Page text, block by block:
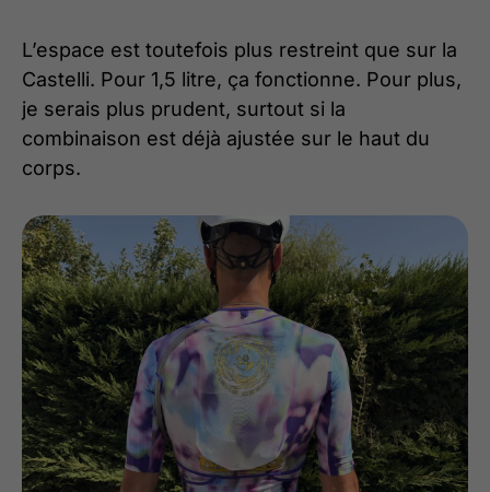
L’espace est toutefois plus restreint que sur la
Castelli. Pour 1,5 litre, ça fonctionne. Pour plus,
je serais plus prudent, surtout si la
combinaison est déjà ajustée sur le haut du
corps.